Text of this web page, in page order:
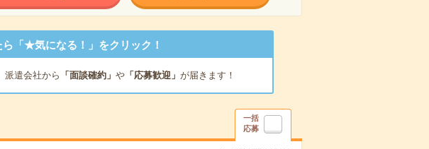
「★気になる！」をクリック！
派遣会社から 「面談確約」 や「応募歓迎」 が届きます！
一括
応募